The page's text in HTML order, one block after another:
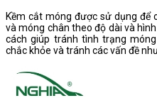
Kềm cắt móng được sử dụng
và móng chân theo độ dài và
cách giúp tránh tình trạng
chắc khỏe và tránh các vấn đề